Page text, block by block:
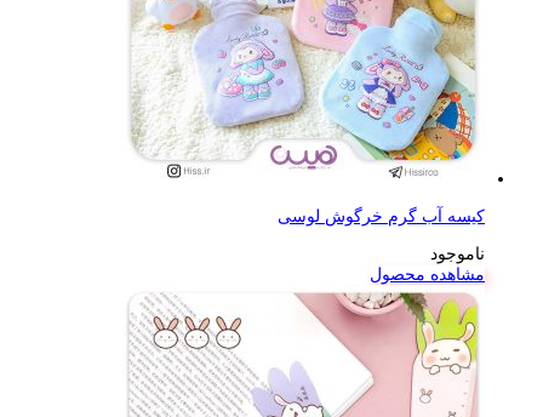
کیسه آب گرم خرگوش لوسی
ناموجود
مشاهده محصول